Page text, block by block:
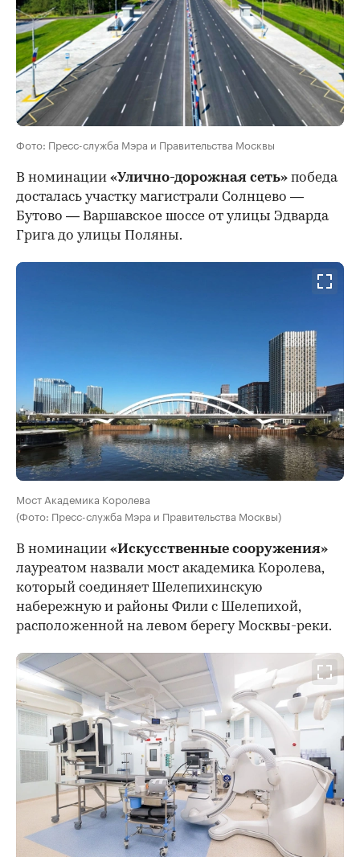
Фото: Пресс-служба Мэра и Правительства Москвы
В номинации «Улично-дорожная сеть» победа
досталась участку магистрали Солнцево —
Бутово — Варшавское шоссе от улицы Эдварда
Грига до улицы Поляны.
Мост Академика Королева
(Фото: Пресс-служба Мэра и Правительства Москвы)
В номинации «Искусственные сооружения»
лауреатом назвали мост академика Королева,
который соединяет Шелепихинскую
набережную и районы Фили с Шелепихой,
расположенной на левом берегу Москвы-реки.